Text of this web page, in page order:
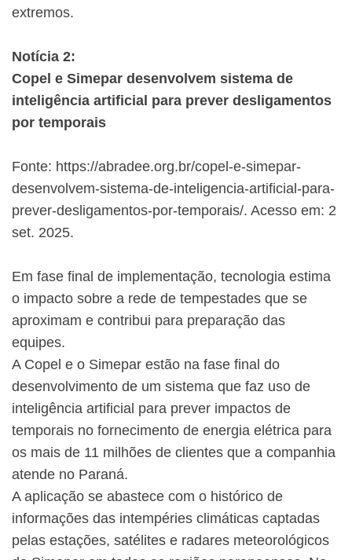
extremos.
Notícia 2:
Copel e Simepar desenvolvem sistema de
inteligência artificial para prever desligamentos
por temporais
Fonte: https://abradee.org.br/copel-e-simepar-
desenvolvem-sistema-de-inteligencia-artificial-para-
prever-desligamentos-por-temporais/. Acesso em: 2
set. 2025.
Em fase final de implementação, tecnologia estima
o impacto sobre a rede de tempestades que se
aproximam e contribui para preparação das
equipes.
A Copel e o Simepar estão na fase final do
desenvolvimento de um sistema que faz uso de
inteligência artificial para prever impactos de
temporais no fornecimento de energia elétrica para
os mais de 11 milhões de clientes que a companhia
atende no Paraná.
A aplicação se abastece com o histórico de
informações das intempéries climáticas captadas
pelas estações, satélites e radares meteorológicos